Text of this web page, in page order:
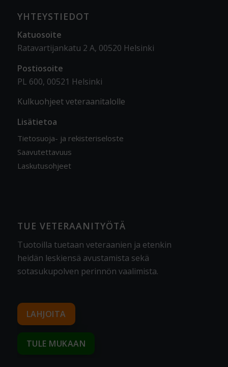
YHTEYSTIEDOT
Katuosoite
Ratavartijankatu 2 A, 00520 Helsinki
Postiosoite
PL 600, 00521 Helsinki
Kulkuohjeet veteraanitalolle
Lisätietoa
Tietosuoja- ja rekisteriseloste
Saavutettavuus
Laskutusohjeet
TUE VETERAANITYÖTÄ
Tuotoilla tuetaan veteraanien ja etenkin
heidän leskiensä avustamista sekä
sotasukupolven perinnön vaalimista.
LAHJOITA
TULE MUKAAN